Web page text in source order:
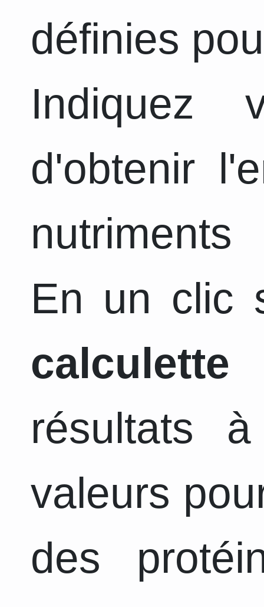
définies
Indiquez
d'obtenir
En un clic
calculette
résultats
valeurs
des